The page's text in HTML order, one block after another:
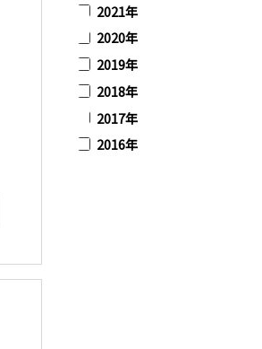
2021年
2020年
2019年
2018年
2017年
2016年